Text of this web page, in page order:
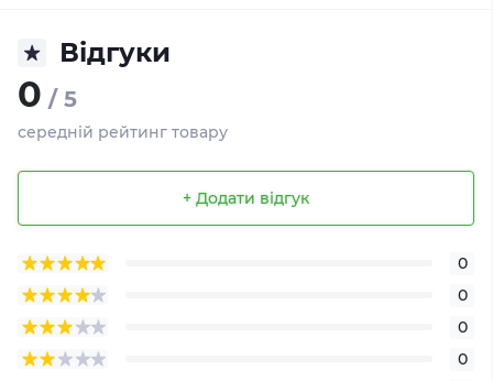
Відгуки
0 / 5
середній рейтинг товару
+ Додати відгук
0
0
0
0